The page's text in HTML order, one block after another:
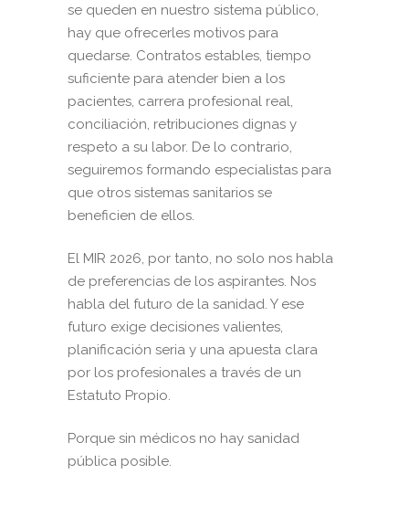
se queden en nuestro sistema público,
hay que ofrecerles motivos para
quedarse. Contratos estables, tiempo
suficiente para atender bien a los
pacientes, carrera profesional real,
conciliación, retribuciones dignas y
respeto a su labor. De lo contrario,
seguiremos formando especialistas para
que otros sistemas sanitarios se
beneficien de ellos.
El MIR 2026, por tanto, no solo nos habla
de preferencias de los aspirantes. Nos
habla del futuro de la sanidad. Y ese
futuro exige decisiones valientes,
planificación seria y una apuesta clara
por los profesionales a través de un
Estatuto Propio.
Porque sin médicos no hay sanidad
pública posible.